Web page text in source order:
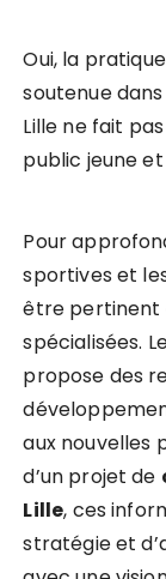
Oui, la
soutenue
Lille ne fait
public jeune
Pour
sportives et
être pertinent
spécialisées.
propose des
aux nouvelles
d’un projet de
Lille, ces
stratégie et